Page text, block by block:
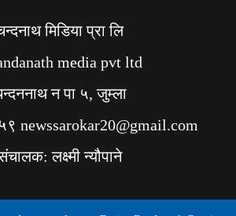
मिडिया प्रा लि
media pvt ltd
न पा ५, जुम्ला
newssarokar20@gmail.com
लक्ष्मी न्यौपाने